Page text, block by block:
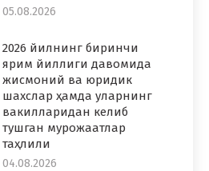
05.08.2026
2026 йилнинг биринчи
ярим йиллиги давомида
жисмоний ва юридик
шахслар ҳамда уларнинг
вакилларидан келиб
тушган мурожаатлар
таҳлили
04.08.2026